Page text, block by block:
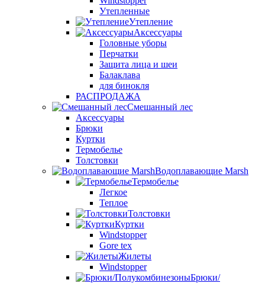
Утепленные
Утепление
Аксессуары
Головные уборы
Перчатки
Защита лица и шеи
Балаклава
для бинокля
РАСПРОДАЖА
Смешанный лес
Аксессуары
Брюки
Куртки
Термобелье
Толстовки
Водоплавающие Marsh
Термобелье
Легкое
Теплое
Толстовки
Куртки
Windstopper
Gore tex
Жилеты
Windstopper
Брюки/